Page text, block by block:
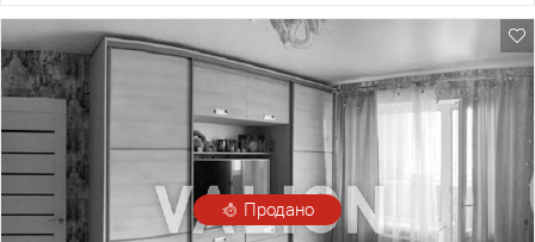
пральна машина). Поруч магазини, супермаркети, торгові
центри, зручна транспортна розв'язка, до метро Героїв Дніпра 7
хвилин пішки. Valion.ua/1136331
Продано